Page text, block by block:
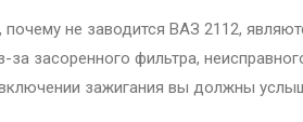
не заводится ВАЗ 2112,
за засоренного фильтра,
зажигания вы должны